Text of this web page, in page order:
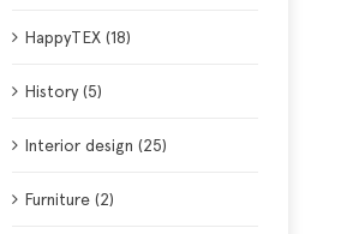
HappyTEX (18)
History (5)
Interior design (25)
Furniture (2)